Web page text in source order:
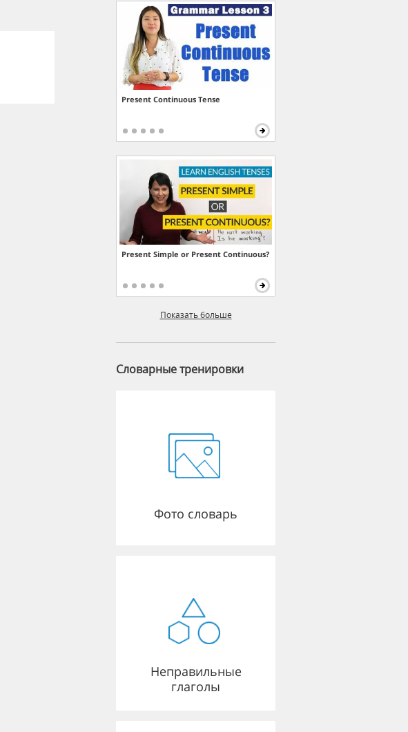
Present Continuous Tense
Present Simple or Present Continuous?
Показать больше
Словарные тренировки
Фото словарь
Неправильные
глаголы